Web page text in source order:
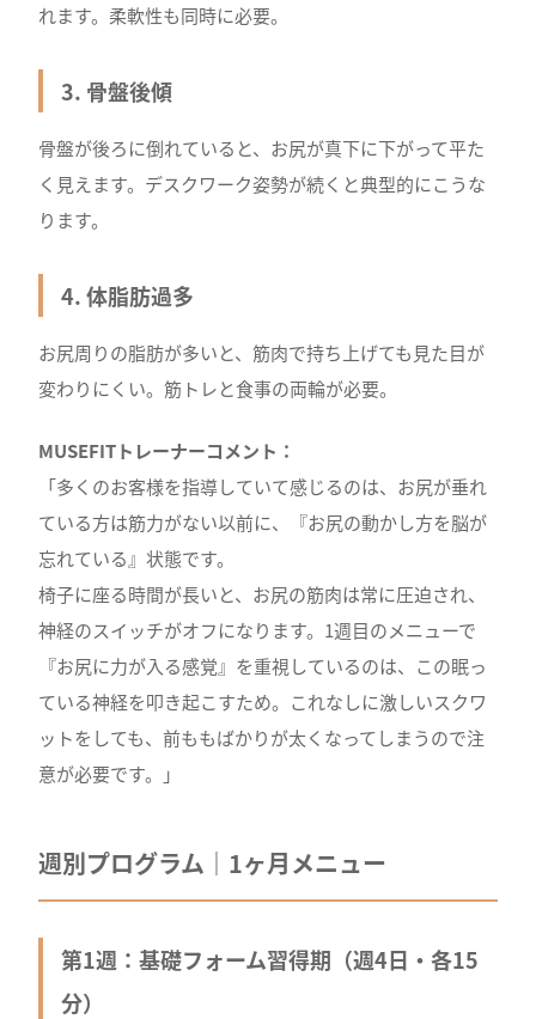
れます。柔軟性も同時に必要。
3. 骨盤後傾
骨盤が後ろに倒れていると、お尻が真下に下がって平た
く見えます。デスクワーク姿勢が続くと典型的にこうな
ります。
4. 体脂肪過多
お尻周りの脂肪が多いと、筋肉で持ち上げても見た目が
変わりにくい。筋トレと食事の両輪が必要。
MUSEFITトレーナーコメント：
「多くのお客様を指導していて感じるのは、お尻が垂れ
ている方は筋力がない以前に、『お尻の動かし方を脳が
忘れている』状態です。
椅子に座る時間が長いと、お尻の筋肉は常に圧迫され、
神経のスイッチがオフになります。1週目のメニューで
『お尻に力が入る感覚』を重視しているのは、この眠っ
ている神経を叩き起こすため。これなしに激しいスクワ
ットをしても、前ももばかりが太くなってしまうので注
意が必要です。」
週別プログラム｜1ヶ月メニュー
第1週：基礎フォーム習得期（週4日・各15
分）